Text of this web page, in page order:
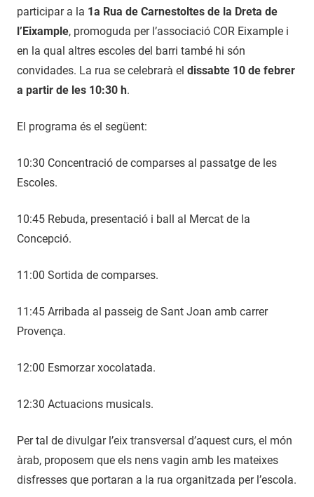
participar a la 1a Rua de Carnestoltes de la Dreta de
l’Eixample, promoguda per l’associació COR Eixample i
en la qual altres escoles del barri també hi són
convidades. La rua se celebrarà el dissabte 10 de febrer
a partir de les 10:30 h.
El programa és el següent:
10:30 Concentració de comparses al passatge de les
Escoles.
10:45 Rebuda, presentació i ball al Mercat de la
Concepció.
11:00 Sortida de comparses.
11:45 Arribada al passeig de Sant Joan amb carrer
Provença.
12:00 Esmorzar xocolatada.
12:30 Actuacions musicals.
Per tal de divulgar l’eix transversal d’aquest curs, el món
àrab, proposem que els nens vagin amb les mateixes
disfresses que portaran a la rua organitzada per l’escola.